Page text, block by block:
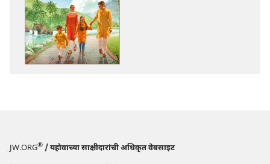
JW.ORG® / यहोवाच्या साक्षीदारांची अधिकृत वेबसाइट